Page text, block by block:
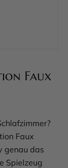
Faux
Faux
genau das
Spielzeug